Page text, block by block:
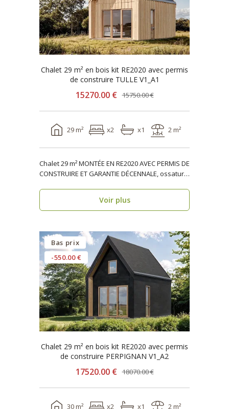
Chalet 29 m² en bois kit RE2020 avec permis
de construire TULLE V1_A1
15270.00 € 15750.00 €
29 m² x2 x1 2 m²
Chalet 29 m² MONTÉE EN RE2020 AVEC PERMIS DE
CONSTRUIRE ET GARANTIE DÉCENNALE, ossature
Voir plus
Bas prix
-550.00 €
Chalet 29 m² en bois kit RE2020 avec permis
de construire PERPIGNAN V1_A2
17520.00 € 18070.00 €
30 m² x2 x1 2 m²